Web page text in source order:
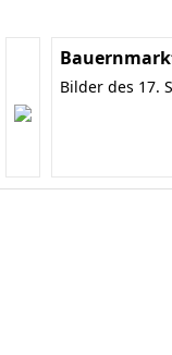
Bilder des 17.